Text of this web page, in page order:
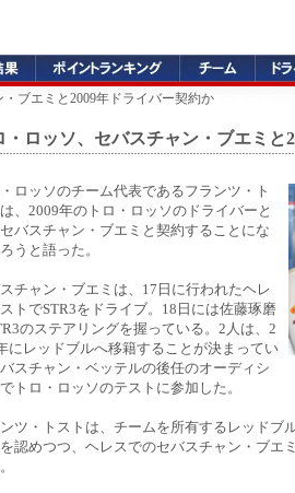
ブエミと2009年ドライバー契約か
・ロッソ、セバスチャン・ブエミと
・ロッソのチーム代表であるフランツ・ト
、2009年のトロ・ロッソのドライバーと
バスチャン・ブエミと契約することにな
うと語った。
チャン・ブエミは、17日に行われたヘレ
トでSTR3をドライブ。18日には佐藤琢磨
のステアリングを握っている。2人は、2
にレッドブルへ移籍することが決まってい
スチャン・ベッテルの後任のオーディシ
トロ・ロッソのテストに参加した。
ツ・トストは、チームを所有するレッドブ
認めつつ、ヘレスでのセバスチャン・ブエ